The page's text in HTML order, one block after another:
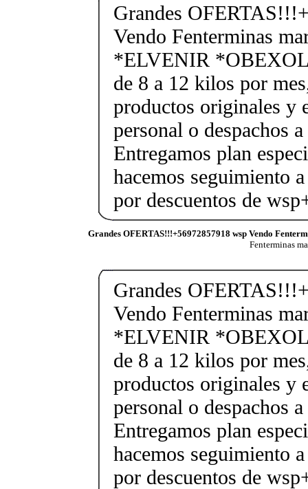
Grandes
Vendo Fenterminas
*ELVENIR
de 8 a 12 kilos por
productos originales y
personal o despachos
Entregamos plan
hacemos seguimiento
por descuentos de
Grandes OFERTAS!!!+56972857918 wsp Vendo
Fenterminas
Grandes
Vendo Fenterminas
*ELVENIR
de 8 a 12 kilos por
productos originales y
personal o despachos
Entregamos plan
hacemos seguimiento
por descuentos de